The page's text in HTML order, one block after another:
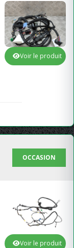
Voir le produit
OCCASION
Voir le produit